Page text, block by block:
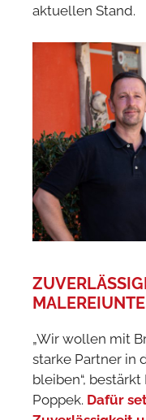
aktuellen Stand.
„Wir wollen mit
starke Partner in
bleiben“,
Poppek. Dafür